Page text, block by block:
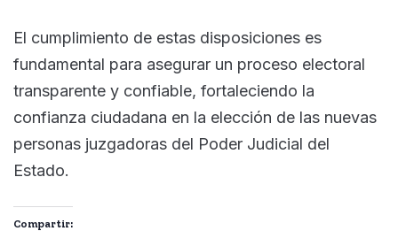
El cumplimiento de estas disposiciones es
fundamental para asegurar un proceso electoral
transparente y confiable, fortaleciendo la
confianza ciudadana en la elección de las nuevas
personas juzgadoras del Poder Judicial del
Estado.
Compartir: